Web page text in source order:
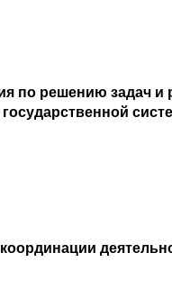
по решению задач